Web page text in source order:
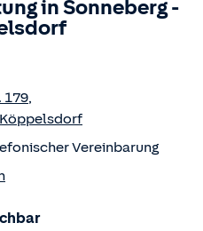
inSonneberg-
179,
Köppelsdorf
Vereinbarung